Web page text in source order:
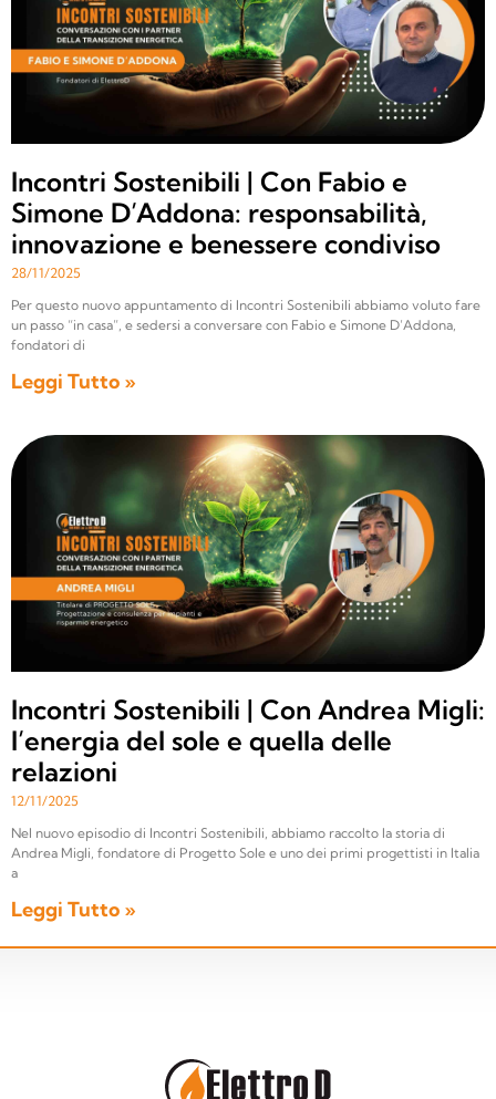
Incontri Sostenibili | Con Fabio e
Simone D’Addona: responsabilità,
innovazione e benessere condiviso
28/11/2025
Per questo nuovo appuntamento di Incontri Sostenibili abbiamo voluto fare
un passo “in casa”, e sedersi a conversare con Fabio e Simone D’Addona,
fondatori di
Leggi Tutto »
Incontri Sostenibili | Con Andrea Migli:
l’energia del sole e quella delle
relazioni
12/11/2025
Nel nuovo episodio di Incontri Sostenibili, abbiamo raccolto la storia di
Andrea Migli, fondatore di Progetto Sole e uno dei primi progettisti in Italia
a
Leggi Tutto »